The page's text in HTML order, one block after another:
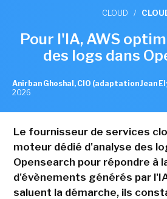
CLOUD /
Pour l'IA, AWS
des logs dans
Anirban Ghoshal, CIO (adaptation Jean
2026
Le fournisseur de services
moteur dédié d'analyse des
Opensearch pour répondre à
d'évènements générés par
saluent la démarche, ils